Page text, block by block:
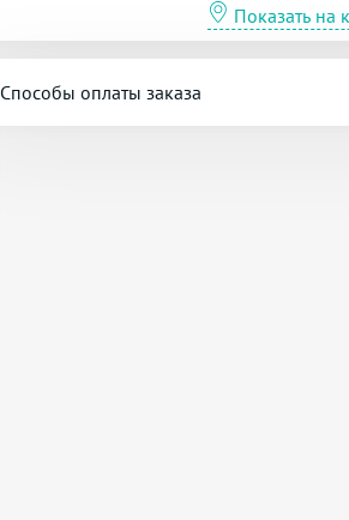
Показать на
Способы оплаты заказа